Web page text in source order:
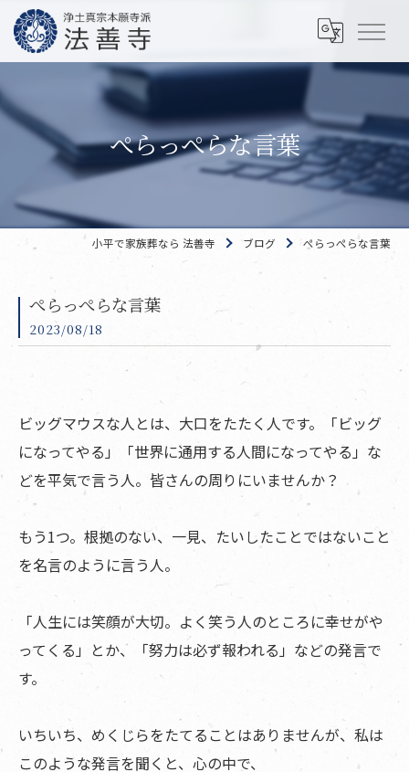
ぺらっぺらな言葉
小平で家族葬なら 法善寺 ブログ ぺらっぺらな言葉
ぺらっぺらな言葉
2023/08/18
ビッグマウスな人とは、大口をたたく人です。「ビッグ
になってやる」「世界に通用する人間になってやる」な
どを平気で言う人。皆さんの周りにいませんか？
もう1つ。根拠のない、一見、たいしたことではないこと
を名言のように言う人。
「人生には笑顔が大切。よく笑う人のところに幸せがや
ってくる」とか、「努力は必ず報われる」などの発言で
す。
いちいち、めくじらをたてることはありませんが、私は
このような発言を聞くと、心の中で、